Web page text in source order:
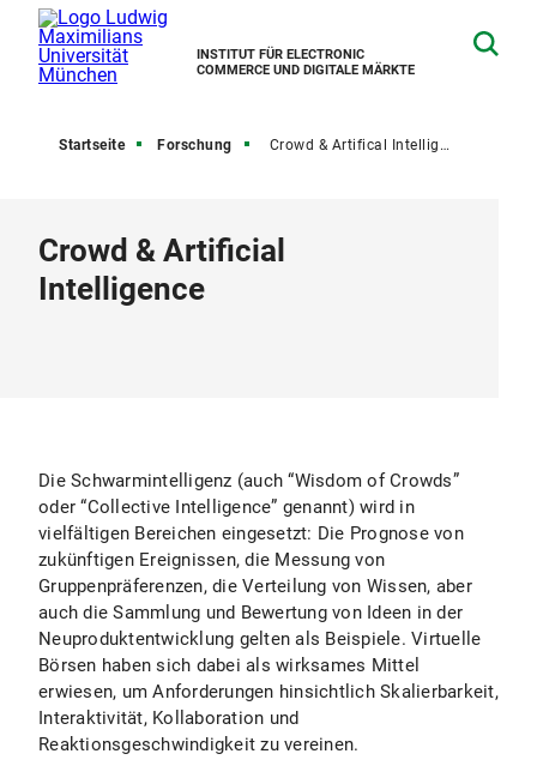
INSTITUT FÜR ELECTRONIC
COMMERCE UND DIGITALE MÄRKTE
Startseite Forschung Crowd & Artifical Intelligence
Crowd & Artificial
Intelligence
Die Schwarmintelligenz (auch “Wisdom of Crowds”
oder “Collective Intelligence” genannt) wird in
vielfältigen Bereichen eingesetzt: Die Prognose von
zukünftigen Ereignissen, die Messung von
Gruppenpräferenzen, die Verteilung von Wissen, aber
auch die Sammlung und Bewertung von Ideen in der
Neuproduktentwicklung gelten als Beispiele. Virtuelle
Börsen haben sich dabei als wirksames Mittel
erwiesen, um Anforderungen hinsichtlich Skalierbarkeit,
Interaktivität, Kollaboration und
Reaktionsgeschwindigkeit zu vereinen.